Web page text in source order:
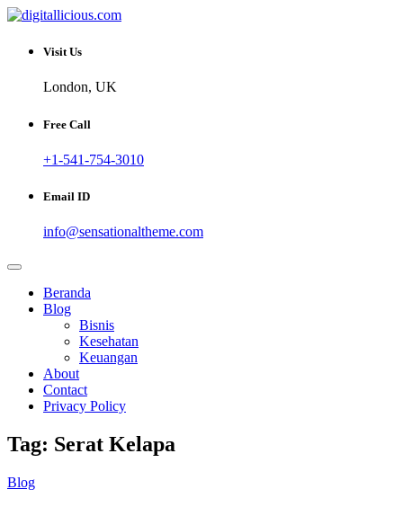
Skip
content
digitallicious.com
Sharing Digital Information
Visit Us
London, UK
Free Call
+1-541-754-3010
Email ID
info@sensationaltheme.com
Beranda
Blog
Bisnis
Kesehatan
Keuangan
About
Contact
Privacy Policy
Tag: Serat Kelapa
Blog